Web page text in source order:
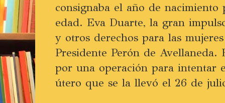
consignaba el año de nacimiento
edad. Eva Duarte, la gran
y otros derechos para las
Presidente Perón de Avellaneda.
por una operación para intentar
útero que se la llevó el 26 de